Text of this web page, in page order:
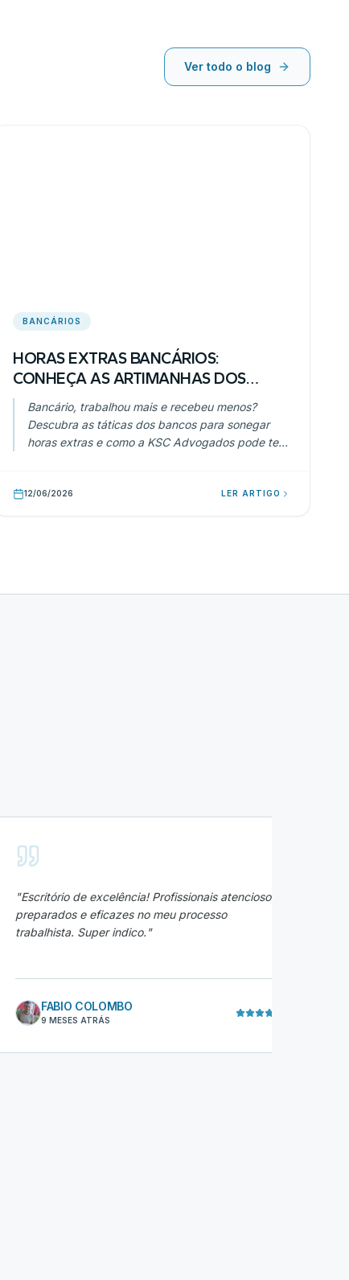
Ver todo o blog
BANCÁRIOS
HORAS EXTRAS BANCÁRIOS:
CONHEÇA AS ARTIMANHAS DOS
BANCOS PARA NÃO PAGAR O QUE É
SEU
Bancário, trabalhou mais e recebeu menos?
Descubra as táticas dos bancos para sonegar
horas extras e como a KSC Advogados pode te
12/06/2026 LER ARTIGO
"Escritório de excelência! Profissionais atenciosos,
preparados e eficazes no meu processo
trabalhista. Super indico. "
FABIO COLOMBO
9 MESES ATRÁS